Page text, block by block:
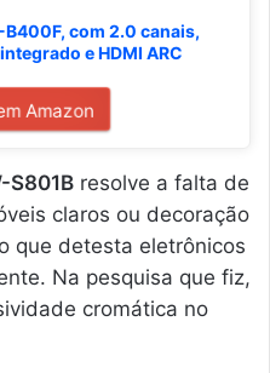
com 2.0 canais,
e HDMI ARC
Amazon
S801B resolve a falta de
claros ou decoração
que detesta eletrônicos
Na pesquisa que fiz,
cromática no